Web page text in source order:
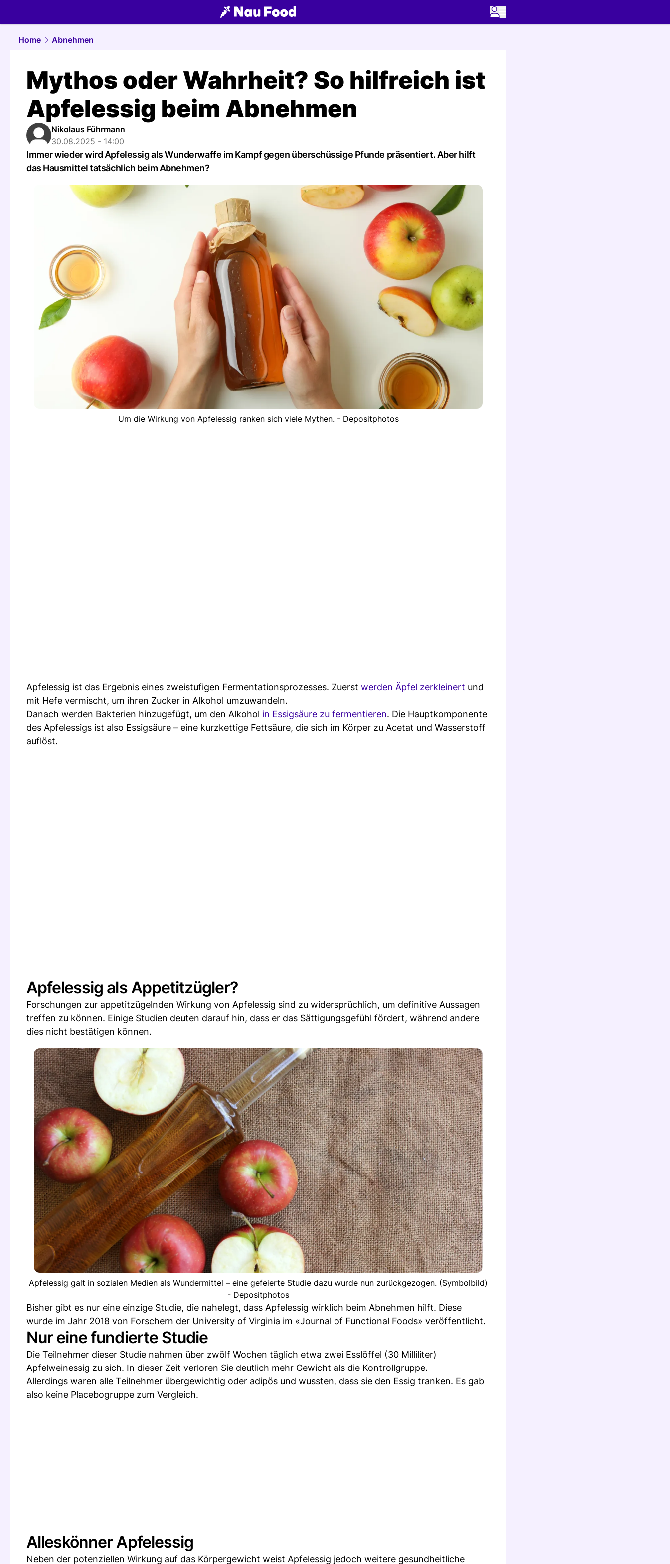
food.NAU.ch
Home
Abnehmen
Mythos oder Wahrheit? So hilfreich ist
Apfelessig beim Abnehmen
Nikolaus Führmann
30.08.2025 - 14:00
Immer wieder wird Apfelessig als Wunderwaffe im Kampf gegen überschüssige Pfunde präsentiert. Aber hilft
das Hausmittel tatsächlich beim Abnehmen?
Um die Wirkung von Apfelessig ranken sich viele Mythen. - Depositphotos
Apfelessig ist das Ergebnis eines zweistufigen Fermentationsprozesses. Zuerst werden Äpfel zerkleinert und
mit Hefe vermischt, um ihren Zucker in Alkohol umzuwandeln.
Danach werden Bakterien hinzugefügt, um den Alkohol in Essigsäure zu fermentieren. Die Hauptkomponente
des Apfelessigs ist also Essigsäure – eine kurzkettige Fettsäure, die sich im Körper zu Acetat und Wasserstoff
auflöst.
Apfelessig als Appetitzügler?
Forschungen zur appetitzügelnden Wirkung von Apfelessig sind zu widersprüchlich, um definitive Aussagen
treffen zu können. Einige Studien deuten darauf hin, dass er das Sättigungsgefühl fördert, während andere
dies nicht bestätigen können.
Apfelessig galt in sozialen Medien als Wundermittel – eine gefeierte Studie dazu wurde nun zurückgezogen. (Symbolbild)
- Depositphotos
Bisher gibt es nur eine einzige Studie, die nahelegt, dass Apfelessig wirklich beim Abnehmen hilft. Diese
wurde im Jahr 2018 von Forschern der University of Virginia im «Journal of Functional Foods» veröffentlicht.
Nur eine fundierte Studie
Die Teilnehmer dieser Studie nahmen über zwölf Wochen täglich etwa zwei Esslöffel (30 Milliliter)
Apfelweinessig zu sich. In dieser Zeit verloren Sie deutlich mehr Gewicht als die Kontrollgruppe.
Allerdings waren alle Teilnehmer übergewichtig oder adipös und wussten, dass sie den Essig tranken. Es gab
also keine Placebogruppe zum Vergleich.
Alleskönner Apfelessig
Neben der potenziellen Wirkung auf das Körpergewicht weist Apfelessig jedoch weitere gesundheitliche